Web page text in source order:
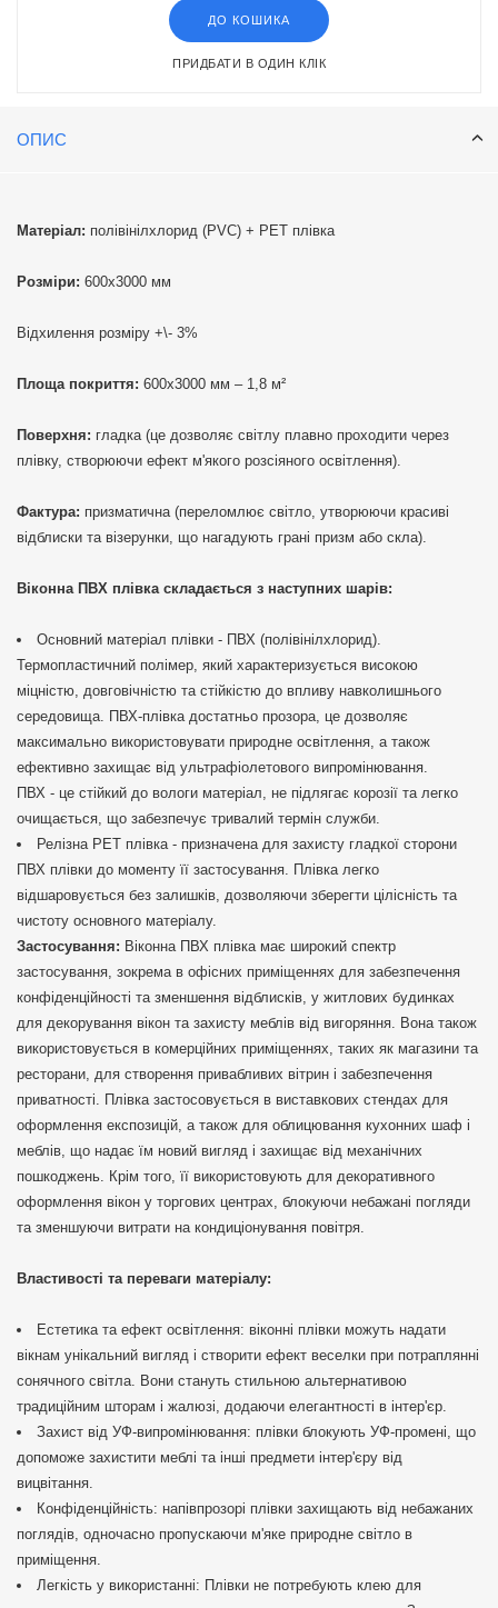
ДО КОШИКА
ПРИДБАТИ В ОДИН КЛІК
ОПИС
Матеріал: полівінілхлорид (PVC) + РЕТ плівка
Розміри: 600х3000 мм
Відхилення розміру +\- 3%
Площа покриття: 600х3000 мм – 1,8 м²
Поверхня: гладка (це дозволяє світлу плавно проходити через
плівку, створюючи ефект м'якого розсіяного освітлення).
Фактура: призматична (переломлює світло, утворюючи красиві
відблиски та візерунки, що нагадують грані призм або скла).
Віконна ПВХ плівка складається з наступних шарів:
Основний матеріал плівки - ПВХ (полівінілхлорид).
Термопластичний полімер, який характеризується високою
міцністю, довговічністю та стійкістю до впливу навколишнього
середовища. ПВХ-плівка достатньо прозора, це дозволяє
максимально використовувати природне освітлення, а також
ефективно захищає від ультрафіолетового випромінювання.
ПВХ - це стійкий до вологи матеріал, не підлягає корозії та легко
очищається, що забезпечує тривалий термін служби.
Релізна РЕТ плівка - призначена для захисту гладкої сторони
ПВХ плівки до моменту її застосування. Плівка легко
відшаровується без залишків, дозволяючи зберегти цілісність та
чистоту основного матеріалу.
Застосування: Віконна ПВХ плівка має широкий спектр
застосування, зокрема в офісних приміщеннях для забезпечення
конфіденційності та зменшення відблисків, у житлових будинках
для декорування вікон та захисту меблів від вигоряння. Вона також
використовується в комерційних приміщеннях, таких як магазини та
ресторани, для створення привабливих вітрин і забезпечення
приватності. Плівка застосовується в виставкових стендах для
оформлення експозицій, а також для облицювання кухонних шаф і
меблів, що надає їм новий вигляд і захищає від механічних
пошкоджень. Крім того, її використовують для декоративного
оформлення вікон у торгових центрах, блокуючи небажані погляди
та зменшуючи витрати на кондиціонування повітря.
Властивості та переваги матеріалу:
Естетика та ефект освітлення: віконні плівки можуть надати
вікнам унікальний вигляд і створити ефект веселки при потраплянні
сонячного світла. Вони стануть стильною альтернативою
традиційним шторам і жалюзі, додаючи елегантності в інтер'єр.
Захист від УФ-випромінювання: плівки блокують УФ-промені, що
допоможе захистити меблі та інші предмети інтер'єру від
вицвітання.
Конфіденційність: напівпрозорі плівки захищають від небажаних
поглядів, одночасно пропускаючи м'яке природне світло в
приміщення.
Легкість у використанні: Плівки не потребують клею для